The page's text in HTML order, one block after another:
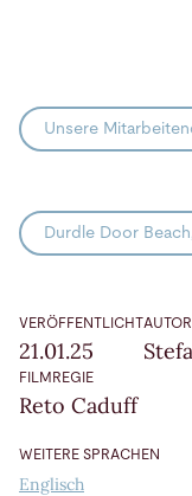
VERÖFFENTLICHT
21.01.25
AUTOR
FILMREGIE
Reto Caduff
WEITERE SPRACHEN
Englisch
Unsere
Durdle Door